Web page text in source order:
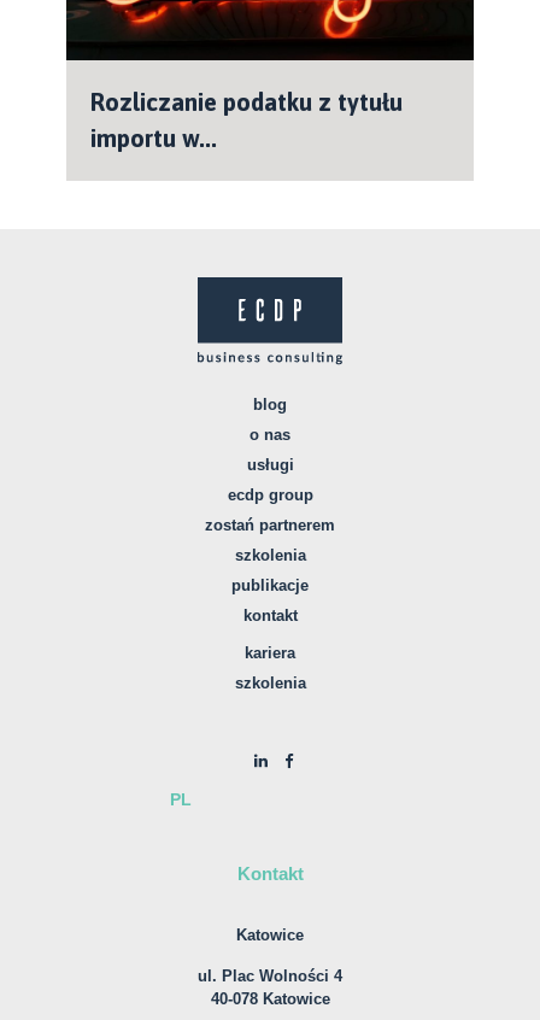
Rozliczanie podatku z tytułu
importu w...
blog
o nas
usługi
ecdp group
zostań partnerem
szkolenia
publikacje
kontakt
kariera
szkolenia
PL
Kontakt
Katowice
ul. Plac Wolności 4
40-078 Katowice